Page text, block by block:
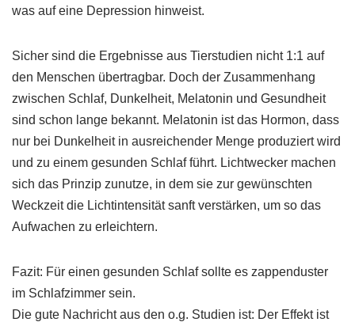
was auf eine Depression hinweist.
Sicher sind die Ergebnisse aus Tierstudien nicht 1:1 auf
den Menschen übertragbar. Doch der Zusammenhang
zwischen Schlaf, Dunkelheit, Melatonin und Gesundheit
sind schon lange bekannt. Melatonin ist das Hormon, dass
nur bei Dunkelheit in ausreichender Menge produziert wird
und zu einem gesunden Schlaf führt. Lichtwecker machen
sich das Prinzip zunutze, in dem sie zur gewünschten
Weckzeit die Lichtintensität sanft verstärken, um so das
Aufwachen zu erleichtern.
Fazit: Für einen gesunden Schlaf sollte es zappenduster
im Schlafzimmer sein.
Die gute Nachricht aus den o.g. Studien ist: Der Effekt ist